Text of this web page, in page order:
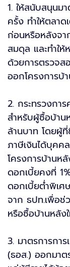
1. ให้สนับสนุนม
ครั้ง ทำให้ตลาด
ก่อนหรือหลังจา
สมดุล และทำให้
ด้วยการตรวจส
ออกโครงการบ้
2. กระทรวงกา
สำหรับผู้ซื้อบ้าน
ล้านบาท โดยผู้
ภาษีเงินได้บุคค
โครงการบ้านห
ดอกเบี้ยคงที่
ดอกเบี้ยต่ำพิเ
จาก ธปท.เพื่อช่
หรือซื้อบ้านหลัง
3. มาตรการการ
(ธอส.) ออกมาต